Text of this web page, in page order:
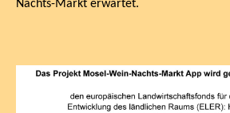
Nachts-Markt erwartet.